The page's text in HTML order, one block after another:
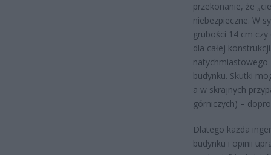
przekonanie, że
niebezpieczne. W
grubości 14 cm
dla całej
natychmiastowego
budynku. Skutki
a w skrajnych
górniczych) –
Dlatego każda
budynku i opinii